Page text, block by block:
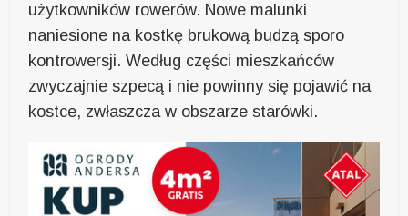
użytkowników rowerów. Nowe malunki
naniesione na kostkę brukową budzą sporo
kontrowersji. Według części mieszkańców
zwyczajnie szpecą i nie powinny się pojawić na
kostce, zwłaszcza w obszarze starówki.